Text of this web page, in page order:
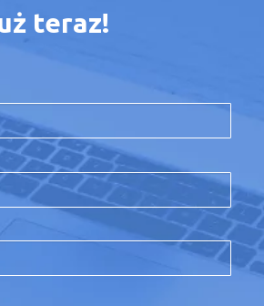
teraz!